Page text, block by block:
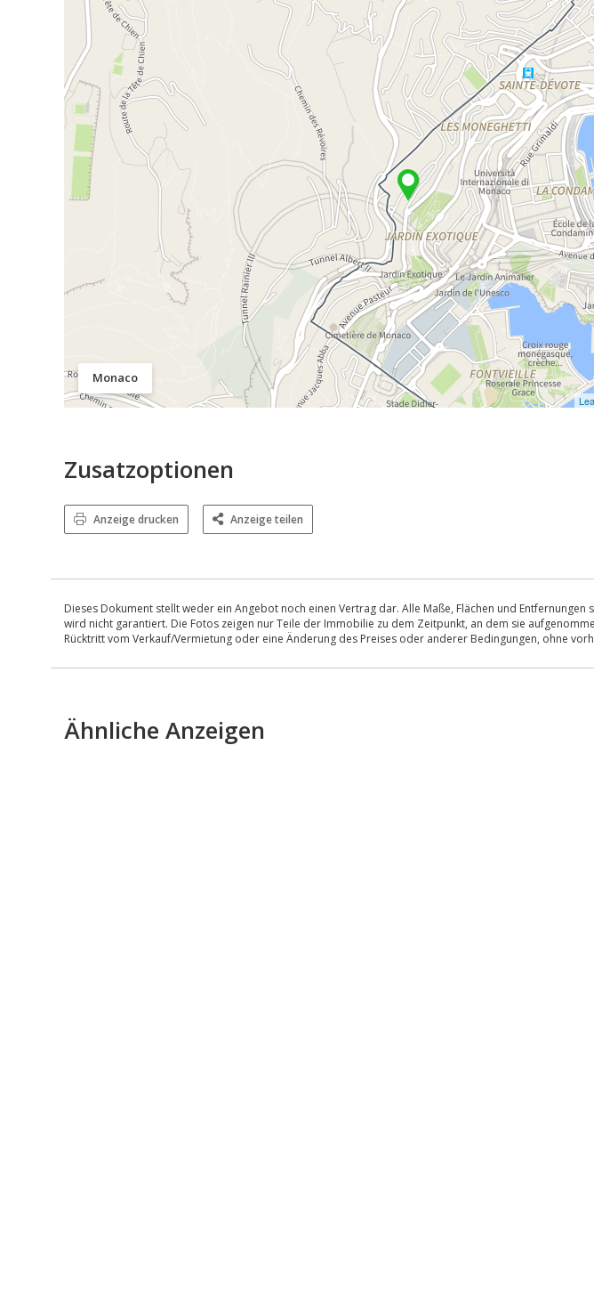
Monaco
Zusatzoptionen
Anzeige drucken Anzeige teilen
Dieses Dokument stellt weder ein Angebot noch einen Vertrag dar. Alle Maße, Flächen und
wird nicht garantiert. Die Fotos zeigen nur Teile der Immobilie zu dem Zeitpunkt, an dem sie
Rücktritt vom Verkauf/Vermietung oder eine Änderung des Preises oder anderer Bedingungen, ohne
Ähnliche Anzeigen